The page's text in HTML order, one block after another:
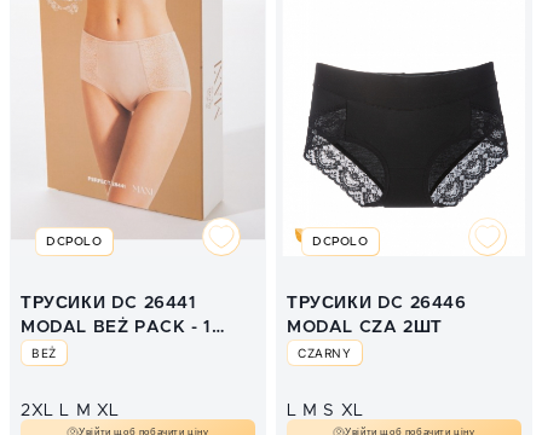
DCPOLO
ТРУСИКИ DC 26441
MODAL BEŻ PACK - 1
SZT
BEŻ
2XL L M XL
Увійти щоб побачити ціну
DCPOLO
ТРУСИКИ DC 26446
MODAL CZA 2ШТ
CZARNY
L M S XL
Увійти щоб побачити ціну